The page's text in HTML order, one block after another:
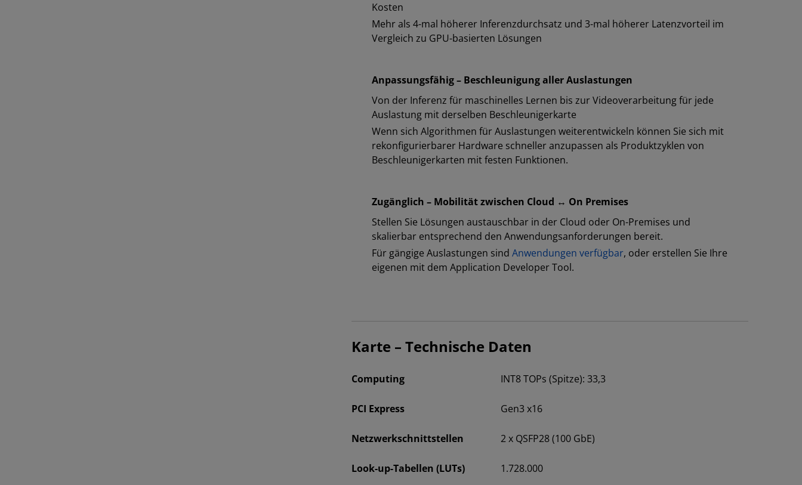
Kosten
Mehr als 4-mal höherer Inferenzdurchsatz und 3-mal höherer Latenzvorteil im
Vergleich zu GPU-basierten Lösungen
Anpassungsfähig – Beschleunigung aller Auslastungen
Von der Inferenz für maschinelles Lernen bis zur Videoverarbeitung für jede
Auslastung mit derselben Beschleunigerkarte
Wenn sich Algorithmen für Auslastungen weiterentwickeln können Sie sich mit
rekonfigurierbarer Hardware schneller anzupassen als Produktzyklen von
Beschleunigerkarten mit festen Funktionen.
Zugänglich – Mobilität zwischen Cloud ↔ On Premises
Stellen Sie Lösungen austauschbar in der Cloud oder On-Premises und
skalierbar entsprechend den Anwendungsanforderungen bereit.
Für gängige Auslastungen sindAnwendungen verfügbar, oder erstellen Sie Ihre
eigenen mit dem Application Developer Tool.
Karte – Technische Daten
Computing INT8 TOPs (Spitze): 33,3
PCI Express Gen3 x16
Netzwerkschnittstellen 2 x QSFP28 (100 GbE)
Look-up-Tabellen (LUTs) 1.728.000